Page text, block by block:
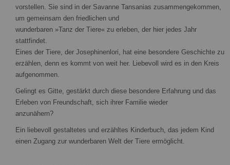
vorstellen. Sie sind in der Savanne Tansanias zusammengekommen,
um gemeinsam den friedlichen und
wunderbaren »Tanz der Tiere« zu erleben, der hier jedes Jahr
stattfindet.
Eines der Tiere, der Josephinenlori, hat eine besondere Geschichte zu
erzählen, denn es kommt von weit her. Liebevoll wird es in den Kreis
aufgenommen.
Gelingt es Gitte, gestärkt durch diese besondere Erfahrung und das
Erleben von Freundschaft, sich ihrer Familie wieder
anzunähern?
Ein liebevoll gestaltetes und erzähltes Kinderbuch, das jedem Kind
einen Zugang zur wunderbaren Welt der Tiere ermöglicht.